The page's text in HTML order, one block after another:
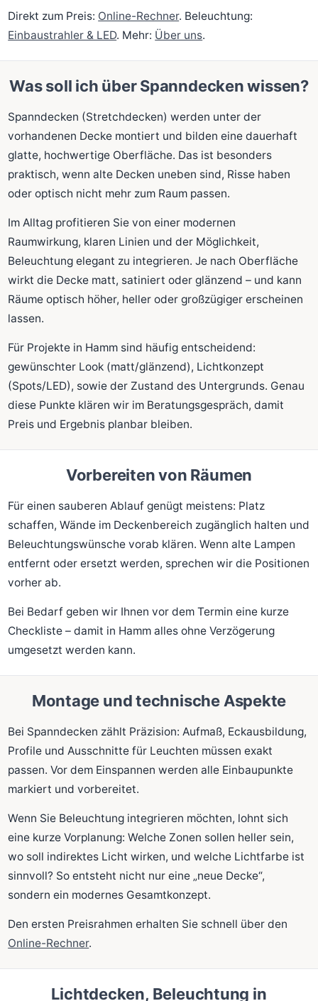
Direkt zum Preis: Online-Rechner. Beleuchtung:
Einbaustrahler & LED. Mehr: Über uns.
Was soll ich über Spanndecken wissen?
Spanndecken (Stretchdecken) werden unter der
vorhandenen Decke montiert und bilden eine dauerhaft
glatte, hochwertige Oberfläche. Das ist besonders
praktisch, wenn alte Decken uneben sind, Risse haben
oder optisch nicht mehr zum Raum passen.
Im Alltag profitieren Sie von einer modernen
Raumwirkung, klaren Linien und der Möglichkeit,
Beleuchtung elegant zu integrieren. Je nach Oberfläche
wirkt die Decke matt, satiniert oder glänzend – und kann
Räume optisch höher, heller oder großzügiger erscheinen
lassen.
Für Projekte in Hamm sind häufig entscheidend:
gewünschter Look (matt/glänzend), Lichtkonzept
(Spots/LED), sowie der Zustand des Untergrunds. Genau
diese Punkte klären wir im Beratungsgespräch, damit
Preis und Ergebnis planbar bleiben.
Vorbereiten von Räumen
Für einen sauberen Ablauf genügt meistens: Platz
schaffen, Wände im Deckenbereich zugänglich halten und
Beleuchtungswünsche vorab klären. Wenn alte Lampen
entfernt oder ersetzt werden, sprechen wir die Positionen
vorher ab.
Bei Bedarf geben wir Ihnen vor dem Termin eine kurze
Checkliste – damit in Hamm alles ohne Verzögerung
umgesetzt werden kann.
Montage und technische Aspekte
Bei Spanndecken zählt Präzision: Aufmaß, Eckausbildung,
Profile und Ausschnitte für Leuchten müssen exakt
passen. Vor dem Einspannen werden alle Einbaupunkte
markiert und vorbereitet.
Wenn Sie Beleuchtung integrieren möchten, lohnt sich
eine kurze Vorplanung: Welche Zonen sollen heller sein,
wo soll indirektes Licht wirken, und welche Lichtfarbe ist
sinnvoll? So entsteht nicht nur eine „neue Decke“,
sondern ein modernes Gesamtkonzept.
Den ersten Preisrahmen erhalten Sie schnell über den
Online-Rechner.
Lichtdecken, Beleuchtung in